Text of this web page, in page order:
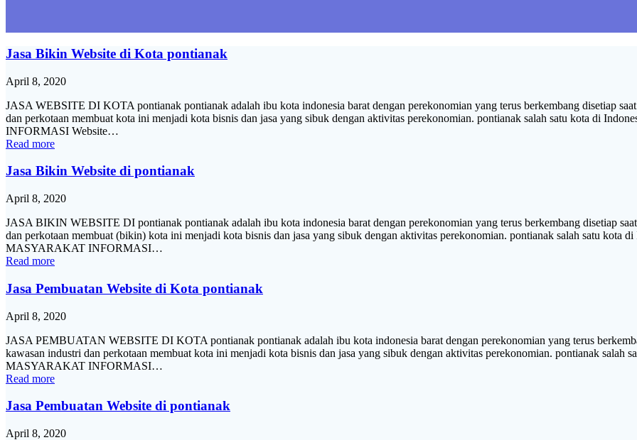
Jasa Bikin Website di Kota pontianak
April 8, 2020
JASA WEBSITE DI KOTA pontianak pontianak adalah ibu kota indonesia barat dengan perekonomian yang terus berkembang disetiap
dan perkotaan membuat kota ini menjadi kota bisnis dan jasa yang sibuk dengan aktivitas perekonomian. pontianak salah satu kota di
INFORMASI Website…
Read more
Jasa Bikin Website di pontianak
April 8, 2020
JASA BIKIN WEBSITE DI pontianak pontianak adalah ibu kota indonesia barat dengan perekonomian yang terus berkembang disetiap
dan perkotaan membuat (bikin) kota ini menjadi kota bisnis dan jasa yang sibuk dengan aktivitas perekonomian. pontianak salah satu kota
MASYARAKAT INFORMASI…
Read more
Jasa Pembuatan Website di Kota pontianak
April 8, 2020
JASA PEMBUATAN WEBSITE DI KOTA pontianak pontianak adalah ibu kota indonesia barat dengan perekonomian yang terus
kawasan industri dan perkotaan membuat kota ini menjadi kota bisnis dan jasa yang sibuk dengan aktivitas perekonomian. pontianak salah
MASYARAKAT INFORMASI…
Read more
Jasa Pembuatan Website di pontianak
April 8, 2020